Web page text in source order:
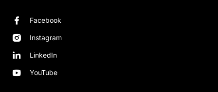
Facebook
Instagram
LinkedIn
YouTube